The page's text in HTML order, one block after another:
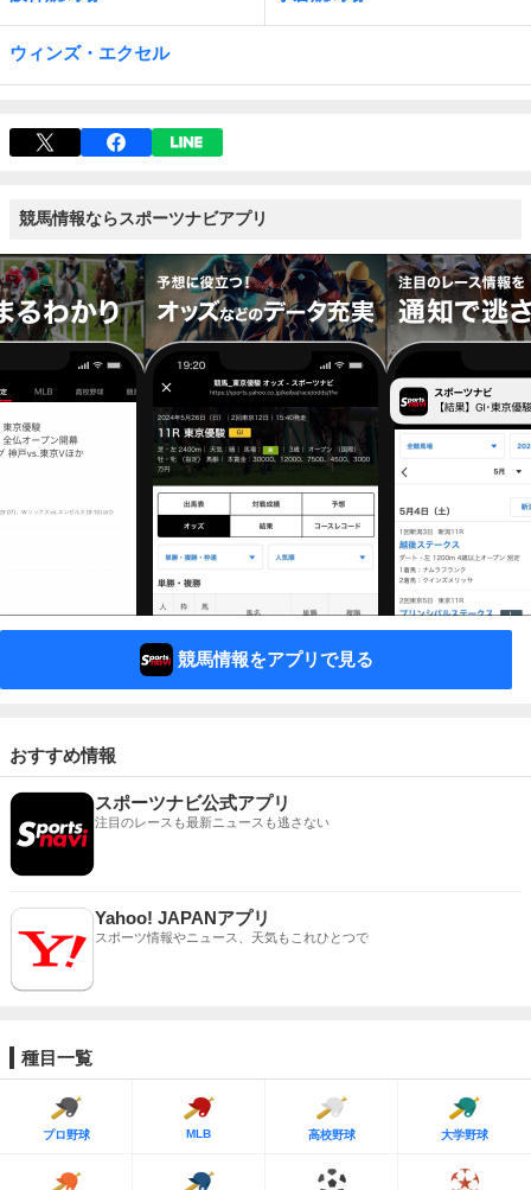
ウィンズ・エクセル
競馬情報ならスポーツナビアプリ
競馬情報をアプリで見る
おすすめ情報
スポーツナビ公式アプリ
注目のレースも最新ニュースも逃さない
Yahoo! JAPANアプリ
スポーツ情報やニュース、天気もこれひとつで
種目一覧
プロ野球 MLB 高校野球 大学野球